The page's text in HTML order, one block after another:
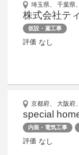
埼玉県、 千葉県
株式会社テ
仮設・鳶工事
評価 なし
京都府、 大阪府
special
内装・電気工事
評価 なし